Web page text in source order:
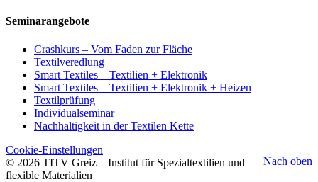
Seminarangebote
Crashkurs – Vom Faden zur Fläche
Textilveredlung
Smart Textiles – Textilien + Elektronik
Smart Textiles – Textilien + Elektronik + Heizen
Textilprüfung
Individualseminar
Nachhaltigkeit in der Textilen Kette
Nach oben
Cookie-Einstellungen
© 2026 TITV Greiz – Institut für Spezialtextilien und
flexible Materialien